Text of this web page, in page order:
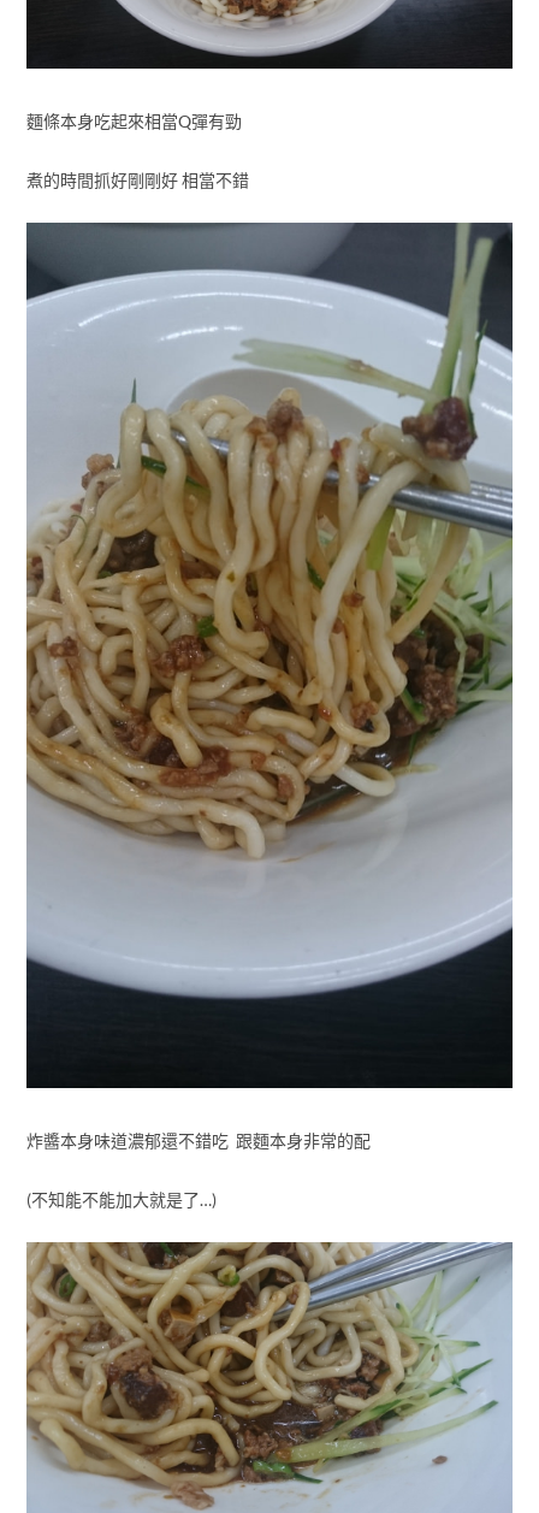
麵條本身吃起來相當Q彈有勁
煮的時間抓好剛剛好 相當不錯
炸醬本身味道濃郁還不錯吃 跟麵本身非常的配
(不知能不能加大就是了…)